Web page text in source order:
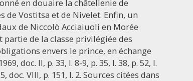
en douaire la châtellenie de
de Vostitsa et de Nivelet. Enfin, un
de Niccolò Acciaiuoli en Morée
de la classe privilégiée des
envers le prince, en échange
doc. II, p. 33, l. 8-9, p. 35, l. 38, p. 52, l.
doc. VIII, p. 151, l. 2. Sources citées dans